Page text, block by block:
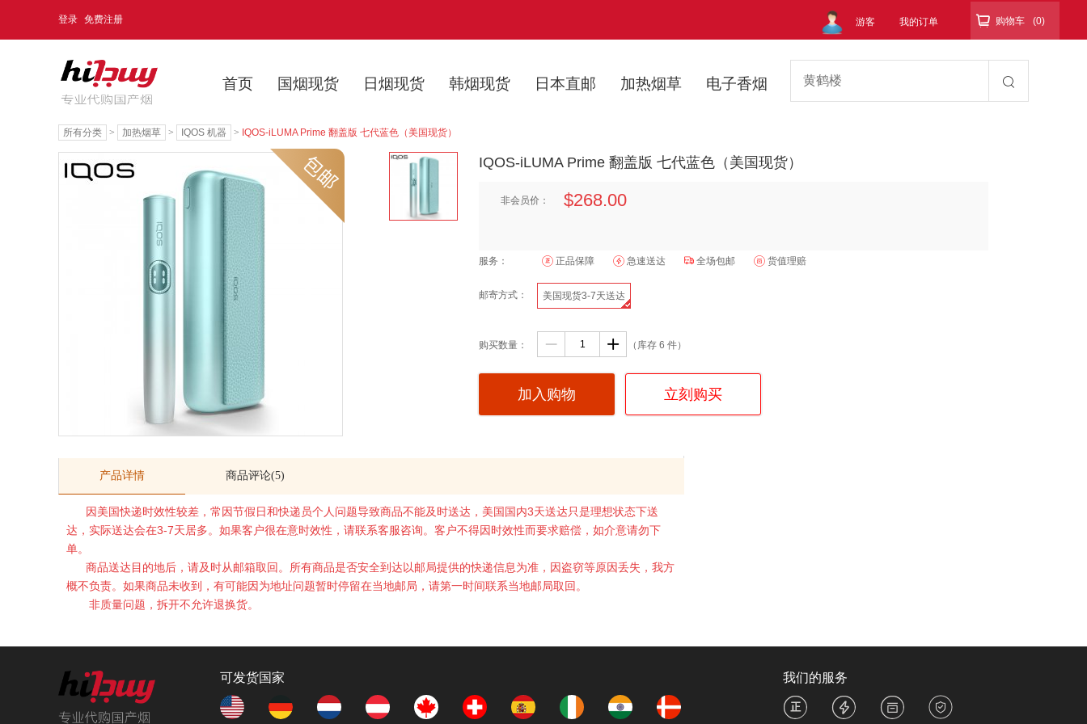
登录 免费注册 游客 我的订单  购物车 (0)
首页 国烟现货 日烟现货 韩烟现货 日本直邮 加热烟草 电子香烟
所有分类 > 加热烟草 > IQOS 机器 > IQOS-iLUMA Prime 翻盖版 七代蓝色（美国现货）
IQOS-iLUMA Prime 翻盖版 七代蓝色（美国现货）
非会员价： $268.00
服务： 正品保障 急速送达  全场包邮 货值理赔
邮寄方式： 美国现货3-7天送达
购买数量：   （库存 6 件）
加入购物
立刻购买
产品详情 商品评论(5)
因美国快递时效性较差，常因节假日和快递员个人问题导致商品不能及时送达，美国国内3天送达只是理想状态下送
达，实际送达会在3-7天居多。如果客户很在意时效性，请联系客服咨询。客户不得因时效性而要求赔偿，如介意请勿下
单。
商品送达目的地后，请及时从邮箱取回。所有商品是否安全到达以邮局提供的快递信息为准，因盗窃等原因丢失，我方
概不负责。如果商品未收到，有可能因为地址问题暂时停留在当地邮局，请第一时间联系当地邮局取回。
非质量问题，拆开不允许退换货。
可发货国家 我们的服务